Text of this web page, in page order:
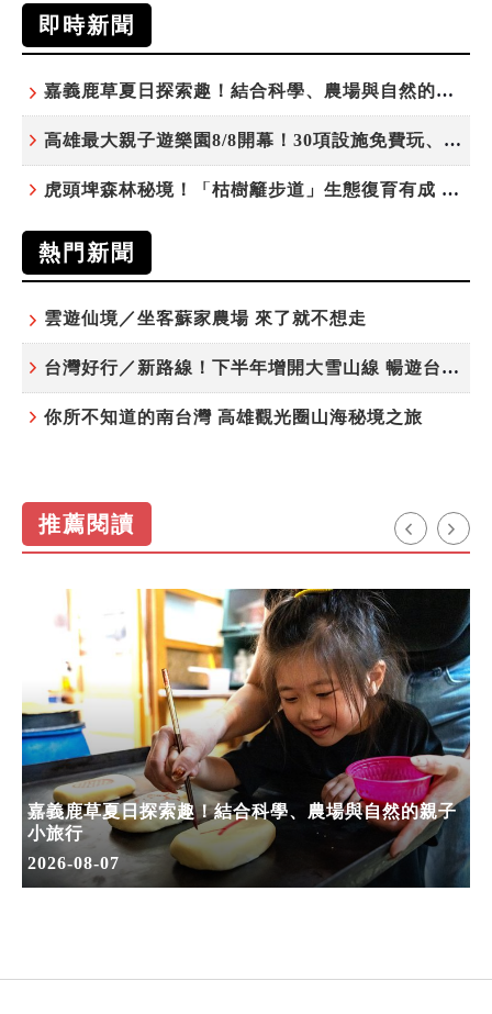
即時新聞
嘉義鹿草夏日探索趣！結合科學、農場與自然的親子小旅行
高雄最大親子遊樂園8/8開幕！30項設施免費玩、YOYO家族嗨翻暑假
虎頭埤森林秘境！「枯樹籬步道」生態復育有成 走進大自然生命教室
熱門新聞
雲遊仙境／坐客蘇家農場 來了就不想走
台灣好行／新路線！下半年增開大雪山線 暢遊台中更便利
你所不知道的南台灣 高雄觀光圈山海秘境之旅
推薦閱讀
嘉義鹿草夏日探索趣！結合科學、農場與自然的親子
小旅行
2026-08-07